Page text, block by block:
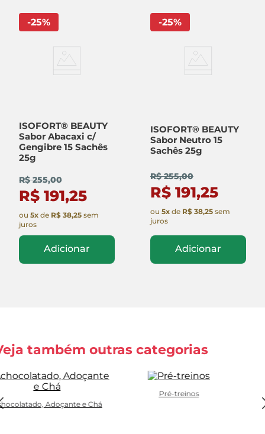
ISOFORT® BEAUTY
Sabor Abacaxi c/
Gengibre 15 Sachês
25g
-25%
R$ 255,00
R$ 191,25
ou 5x de R$ 38,25 sem
juros
Adicionar
ISOFORT® BEAUTY
Sabor Neutro 15
Sachês 25g
-25%
R$ 255,00
R$ 191,25
ou 5x de R$ 38,25 sem
juros
Adicionar
também outras categorias
Adoçante e Chá
Pré-treinos